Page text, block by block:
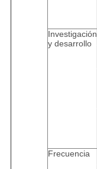
Investigación
y desarrollo
Frecuencia